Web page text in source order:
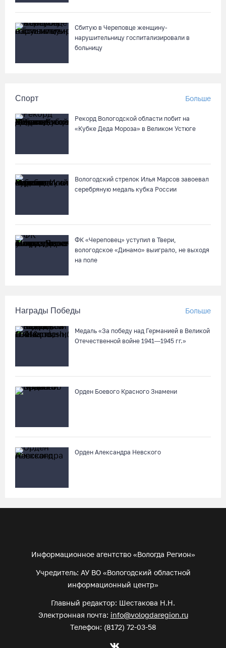
Сбитую в Череповце женщину-
нарушительницу госпитализировали в
больницу
Спорт Больше
Рекорд Вологодской области побит на
«Кубке Деда Мороза» в Великом Устюге
Вологодский стрелок Илья Марсов завоевал
серебряную медаль кубка России
ФК «Череповец» уступил в Твери,
вологодское «Динамо» выиграло, не выходя
на поле
Награды Победы Больше
Медаль «За победу над Германией в Великой
Отечественной войне 1941—1945 гг.»
Орден Боевого Красного Знамени
Орден Александра Невского
Информационное агентство «Вологда Регион»
Учредитель: АУ ВО «Вологодский областной
информационный центр»
Главный редактор: Шестакова Н.Н.
Электронная почта: info@vologdaregion.ru
Телефон: (8172) 72-03-58